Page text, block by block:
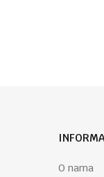
O nama